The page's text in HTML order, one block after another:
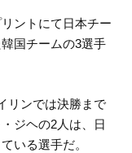
ントにて日本チー
国チームの3選手
リンでは決勝まで
ジヘの2人は、日
いる選手だ。